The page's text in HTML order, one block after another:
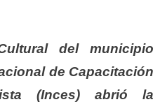
del municipio
de Capacitación
(Inces) abrió la